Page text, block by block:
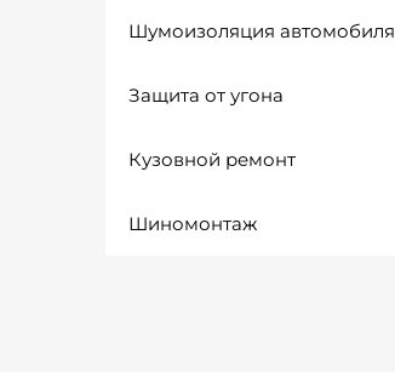
Шумоизоляция автомобиля
Защита от угона
Кузовной ремонт
Шиномонтаж